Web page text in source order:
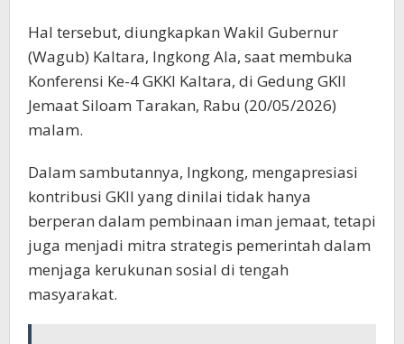
Hal tersebut, diungkapkan Wakil Gubernur
(Wagub) Kaltara, Ingkong Ala, saat membuka
Konferensi Ke-4 GKKI Kaltara, di Gedung GKII
Jemaat Siloam Tarakan, Rabu (20/05/2026)
malam.
Dalam sambutannya, Ingkong, mengapresiasi
kontribusi GKII yang dinilai tidak hanya
berperan dalam pembinaan iman jemaat, tetapi
juga menjadi mitra strategis pemerintah dalam
menjaga kerukunan sosial di tengah
masyarakat.